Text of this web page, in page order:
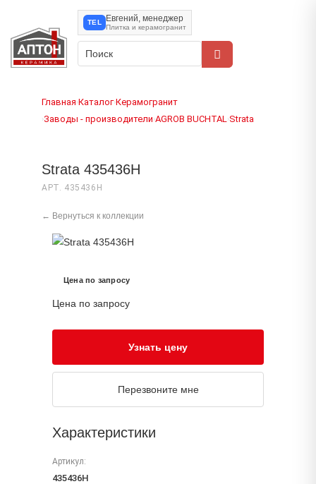
TEL Евгений, менеджер
Плитка и керамогранит
Главная›Каталог›Керамогранит
›Заводы - производители›AGROB BUCHTAL›Strata
Strata 435436H
АРТ. 435436H
← Вернуться к коллекции
Цена по запросу
Цена по запросу
Узнать цену
Перезвоните мне
Характеристики
Артикул:
435436H